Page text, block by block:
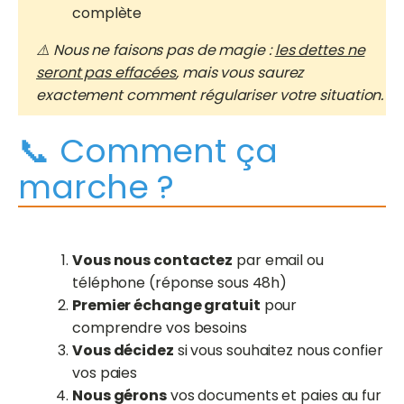
complète
⚠️ Nous ne faisons pas de magie :les dettes ne
seront pas effacées, mais vous saurez
exactement comment régulariser votre situation.
📞 Comment ça
marche ?
Vous nous contactez par email ou
téléphone (réponse sous 48h)
Premier échange gratuit pour
comprendre vos besoins
Vous décidez si vous souhaitez nous confier
vos paies
Nous géronsvos documents et paies au fur